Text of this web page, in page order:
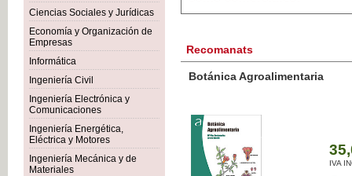
Ciencias Sociales y Jurídicas
Economía y Organización de
Empresas
Informática
Ingeniería Civil
Ingeniería Electrónica y
Comunicaciones
Ingeniería Energética,
Eléctrica y Motores
Ingeniería Mecánica y de
Materiales
Recomanats
Botánica Agroalimentaria
IVA